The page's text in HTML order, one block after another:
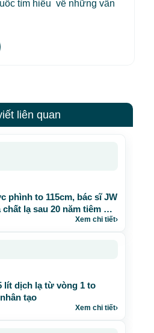
tìm hiểu về những vấn
liên quan
phình to 115cm, bác sĩ JW
lạ sau 20 năm tiêm mỡ
Xem chi tiết›
lít dịch lạ từ vòng 1 to
tạo
Xem chi tiết›